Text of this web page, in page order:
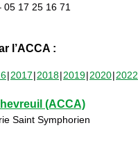
05 17 25 16 71
l’ACCA :
2017 2018 2019 2020 2022
(ACCA)
Saint Symphorien